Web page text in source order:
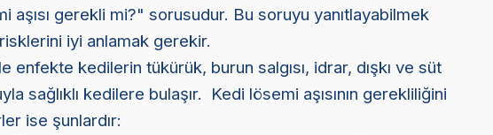
aşısı gerekli mi?" sorusudur. Bu soruyu yanıtlayabilmek
iyi anlamak gerekir.
enfekte kedilerin tükürük, burun salgısı, idrar, dışkı ve süt
sağlıklı kedilere bulaşır. Kedi lösemi aşısının gerekliliğini
ise şunlardır: